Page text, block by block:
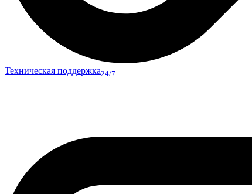
Техническая поддержка24/7